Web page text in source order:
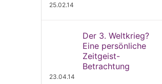
25.02.14
Der 3. Weltkrieg?
Eine persönliche
Zeitgeist-
Betrachtung
23.04.14